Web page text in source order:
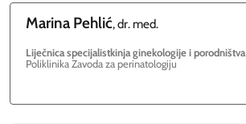
Marina Pehlić, dr. med.
Liječnica specijalistkinja ginekologije i porodništva
Poliklinika Zavoda za perinatologiju